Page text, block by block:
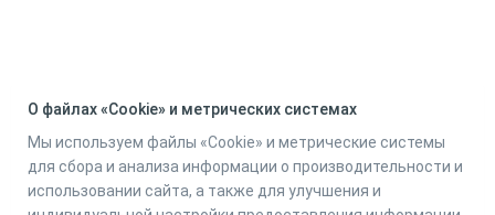
О файлах «Cookie» и метрических системах
Мы используем файлы «Cookie» и метрические системы
для сбора и анализа информации о производительности и
использовании сайта, а также для улучшения и